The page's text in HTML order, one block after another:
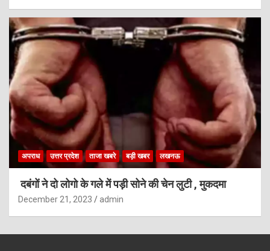
अपराध उत्तर प्रदेश ताजा खबरे बड़ी खबर लखनऊ
दबंगों ने दो लोगो के गले में पड़ी सोने की चेन लुटी , मुकदमा
December 21, 2023 admin